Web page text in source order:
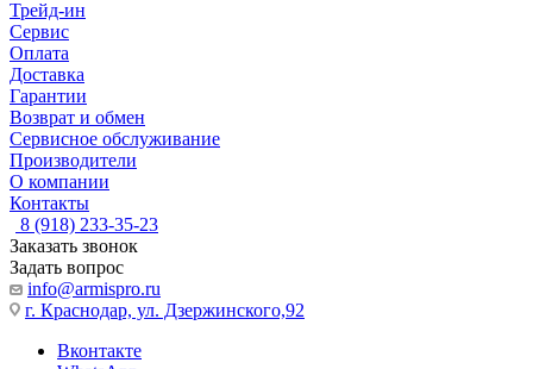
Трейд-ин
Сервис
Оплата
Доставка
Гарантии
Возврат и обмен
Сервисное обслуживание
Производители
О компании
Контакты
8 (918) 233-35-23
Заказать звонок
Задать вопрос
info@armispro.ru
г. Краснодар, ул. Дзержинского,92
Вконтакте